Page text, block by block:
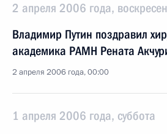
2 апреля 2006 года,
Владимир Путин поздравил
академика РАМН Рената
2 апреля 2006 года, 00:00
1 апреля 2006 года, суббота